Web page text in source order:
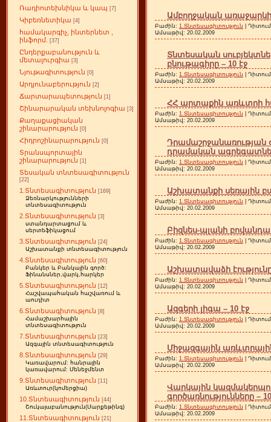
Ռադիոտեխնիկա և կապ [7]
Կիբեռնետիկա [4]
համակարգիչ, ինտերնետ ,
ինֆորմ.
[37]
Ընդերքաբանություն և
մետալուրգիա [3]
Նյութագիտություն [0]
Արդյունաբերություն [2]
Ճարտարապետություն [1]
Շինարարական տեխնոլոգիա [3]
Քաղաքացիական
շինարարություն [0]
Հիդրոշինարարություն [0]
Տրանսպորտային
շինարարություն [1]
Տեսական տնտեսագիտություն
[22]
1.Տնտեսագիտություն [169]
Ձեռնարկությունների
տնտեսագիտություն
2.Տնտեսագիտություն [3]
ստանդարտացում և
սերտեֆիկացում
3.Տնտեսագիտություն [24]
Աշխատանքի տնտեսագիտություն
4.Տնտեսագիտություն [60]
Բանկեր և Բանկային գործ:
Ֆինանսներ,վարկ,հարկեր
5.Տնտեսագիտություն [12]
Հաշվապահական հաշվառում և
աուդիտ
6.Տնտեսագիտություն [8]
Համաշխարհային
տնտեսագիտություն
7.Տնտեսագիտություն [23]
Ազգային տնտեսագիտություն
8.Տնտեսագիտություն [29]
Կառավարում: հանրային
կառավարում: Մենեջմենտ
9.Տնտեսագիտություն [11]
Առևտուր(կոմերցիա)
10.Տնտեսագիտություն [44]
Շուկայաբանություն(Մարքեթինգ)
11.Տնտեսագիտություն [21]
Ամբողջական առաջարկի
Բաժին: 1.Տնտեսագիտություն |
Ամսաթիվ: 20.02.2009
Տնտեսական
բնութագիրը – 10 էջ
Բաժին: 1.Տնտեսագիտություն |
Ամսաթիվ: 20.02.2009
ՀՀ արտաքին առևտրի
Բաժին: 1.Տնտեսագիտություն |
Ամսաթիվ: 20.02.2009
Դրամաշրջանառության
դրամական
Բաժին: 1.Տնտեսագիտություն |
Ամսաթիվ: 20.02.2009
Աշխատանքի սեռային
Բաժին: 1.Տնտեսագիտություն |
Ամսաթիվ: 20.02.2009
Բիզնես-պլանի
Բաժին: 1.Տնտեսագիտություն |
Ամսաթիվ: 20.02.2009
Աշխատավաձի էությունը
Բաժին: 1.Տնտեսագիտություն |
Ամսաթիվ: 20.02.2009
Ազգերի լիգա – 10 էջ
Բաժին: 1.Տնտեսագիտություն |
Ամսաթիվ: 20.02.2009
Միջազգային
Բաժին: 1.Տնտեսագիտություն |
Ամսաթիվ: 20.02.2009
Վարկային
գործառնությունները –
Բաժին: 1.Տնտեսագիտություն |
Ամսաթիվ: 20.02.2009